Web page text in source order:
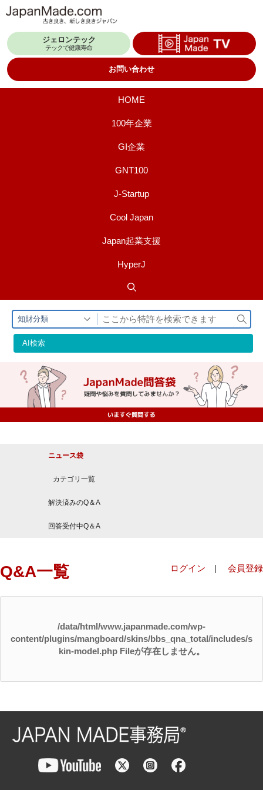
テ
ジェロンテック
テックで健康寿命
お問い合わせ
HOME
100年企業
GI企業
GNT100
J-Startup
Cool Japan
Japan起業支援
HyperJ
知財分類
検
索
AI検索
ニュース袋
カテゴリ一覧
解決済みのQ＆A
回答受付中Q＆A
Q&A一覧 ログイン | 会員登録
/data/html/www.japanmade.com/wp-
content/plugins/mangboard/skins/bbs_qna_total/includes/s
kin-model.php Fileが存在しません。